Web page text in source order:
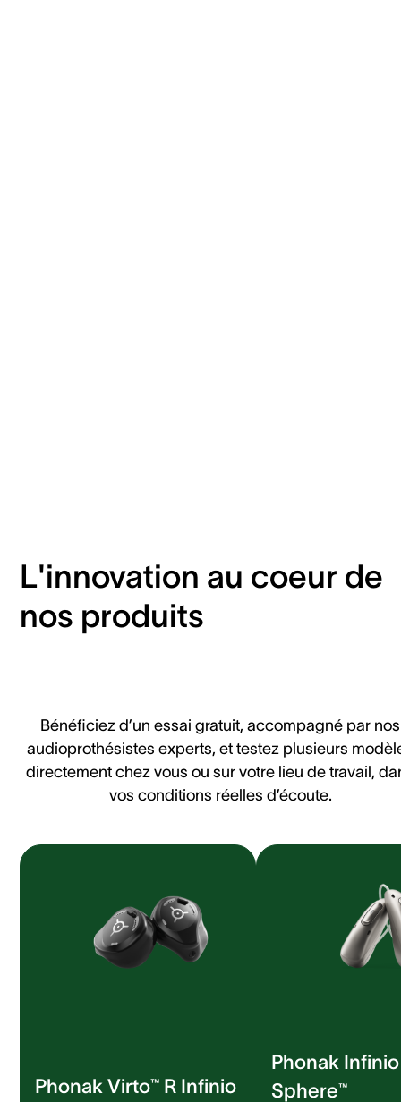
L'innovation au coeur de
nos produits
Bénéficiez d’un essai gratuit, accompagné par nos
audioprothésistes experts, et testez plusieurs
directement chez vous ou sur votre lieu de travail,
vos conditions réelles d’écoute.
Phonak Virto™ R Infinio
Phonak Infinio
Sphere™